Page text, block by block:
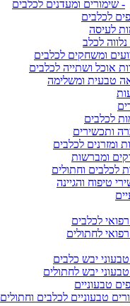
- שימורים ומעדנים לכלבים
לכלבים
לעיסה
נלווה לכלב
ומשחקים לכלבים
אוכל ושתייה לכלבים
טבעית ומשלימה
לכלבים
ותכשירים
ומזרנים לכלבים
ומברשות
לכלבים וחתולים
טיפוח והגיינה
רפואי לכלבים
רפואי לחתולים
טבעוני יבש כלבים
טבעוני יבש לחתולים
טבעוניים
טבעוניים לכלבים וחתולים